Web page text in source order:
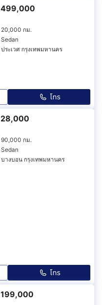
499,000
20,000 กม.
Sedan
ประเวศ กรุงเทพมหานคร
โทร
28,000
90,000 กม.
Sedan
บางบอน กรุงเทพมหานคร
โทร
199,000